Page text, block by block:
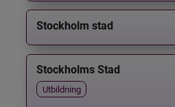
Stockholm stad
Stockholms Stad
Utbildning